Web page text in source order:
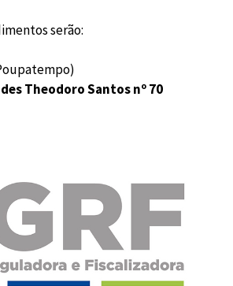
serão:
Theodoro Santos nº 70